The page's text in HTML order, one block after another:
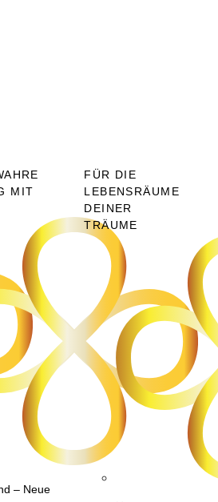
MIT
– Neue
FÜR DIE
LEBENSRÄUME
DEINER
TRÄUME